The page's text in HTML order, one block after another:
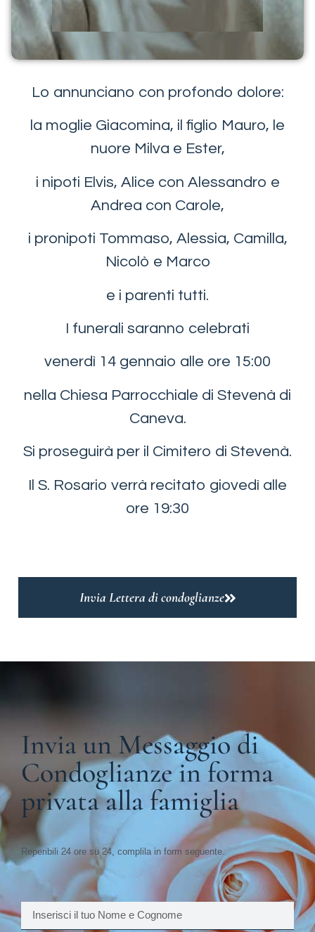
Lo annunciano con profondo dolore:
la moglie Giacomina, il figlio Mauro, le
nuore Milva e Ester,
i nipoti Elvis, Alice con Alessandro e
Andrea con Carole,
i pronipoti Tommaso, Alessia, Camilla,
Nicolò e Marco
e i parenti tutti.
I funerali saranno celebrati
venerdì 14 gennaio alle ore 15:00
nella Chiesa Parrocchiale di Stevenà di
Caneva.
Si proseguirà per il Cimitero di Stevenà.
Il S. Rosario verrà recitato giovedì alle
ore 19:30
Invia Lettera di condoglianze
Invia un Messaggio di
Condoglianze in forma
privata alla famiglia
Reperibili 24 ore su 24, complila in form seguente.